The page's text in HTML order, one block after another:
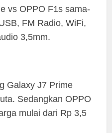
vs OPPO F1s sama-
FM Radio, WiFi,
3,5mm.
Galaxy J7 Prime
Sedangkan OPPO
mulai dari Rp 3,5